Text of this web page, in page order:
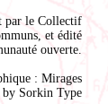
par le Collectif
, et édité
ouverte.
: Mirages
Sorkin Type